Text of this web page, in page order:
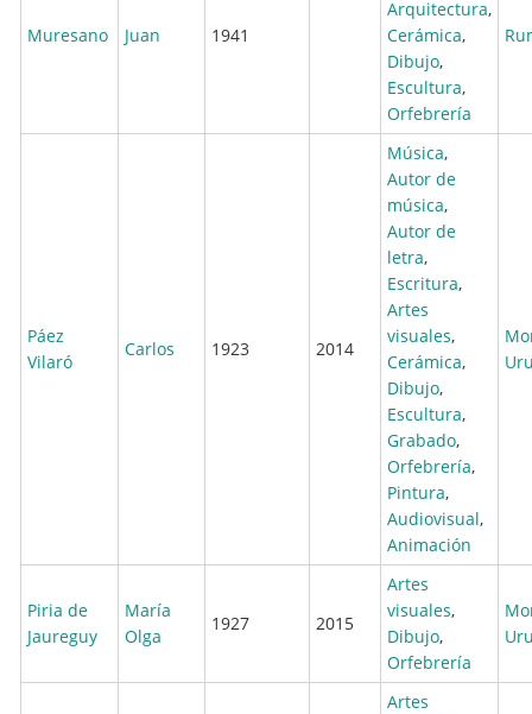
Muresano Juan 1941
Arquitectura,
Cerámica,
Dibujo,
Escultura,
Orfebrería
Páez
Vilaró
Carlos 1923 2014
Música,
Autor de
música,
Autor de
letra,
Escritura,
Artes
visuales,
Cerámica,
Dibujo,
Escultura,
Grabado,
Orfebrería,
Pintura,
Audiovisual,
Animación
Piria de
Jaureguy
María
Olga
1927 2015
Artes
visuales,
Dibujo,
Orfebrería
Artes